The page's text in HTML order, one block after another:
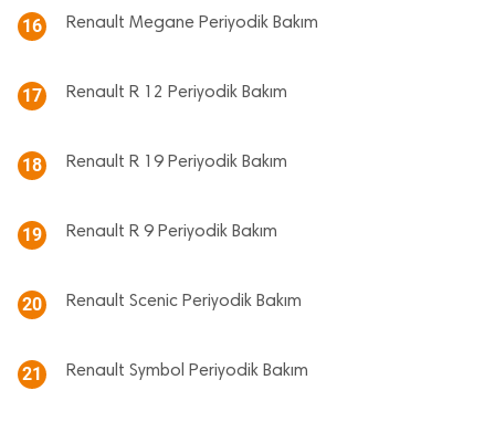
16 Renault Megane Periyodik Bakım
17 Renault R 12 Periyodik Bakım
18 Renault R 19 Periyodik Bakım
19 Renault R 9 Periyodik Bakım
20 Renault Scenic Periyodik Bakım
21 Renault Symbol Periyodik Bakım